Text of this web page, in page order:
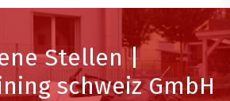
Stellen |
schweiz GmbH